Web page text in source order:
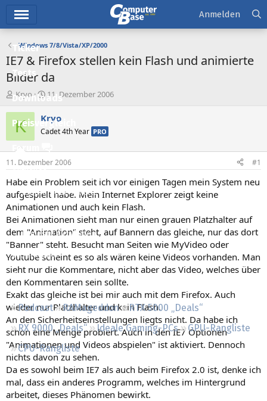
Ticker
Tests
Downloads
Preisvergleich
Forum
Aktuelles
Empfohlene Inhalte
Neue Beiträge
Neueste Aktivitäten
Leserartikel
Regeln
Podcast RAMageddon
RTX 5000 „Deals“
RX 9000 „Deals“
Ideale Gaming-PCs
GPU-Rangliste
CPU-Rangliste
Anmelden
Windows 7/8/Vista/XP/2000
IE7 & Firefox stellen kein Flash und animierte
Bilder da
E
r
s
t
e
r
Kryo
E
r
s
e
t
a
m
11. Dezember 2006
K Kryo
Cadet 4th Year PRO
11. Dezember 2006 #1
Habe ein Problem seit ich vor einigen Tagen mein System neu
aufgespielt habe. Mein Internet Explorer zeigt keine
Animationen und auch kein Flash.
Bei Animationen sieht man nur einen grauen Platzhalter auf
dem "Animation" steht, auf Bannern das gleiche, nur das dort
"Banner" steht. Besucht man Seiten wie MyVideo oder
Youtube scheint es so als wären keine Videos vorhanden. Man
sieht nur die Kommentare, nicht aber das Video, welches über
den Kommentaren sein sollte.
Exakt das gleiche ist bei mir auch mit dem Firefox. Auch
wieder nur Platzhalter und kein Flash.
An den Sicherheitseinstellungen liegts nicht. Da habe ich
schon eine Menge probiert. Auch in den IE7 Optionen
"Animationen und Videos abspielen" ist aktiviert. Dennoch
nichts davon zu sehen.
Da es sowohl beim IE7 als auch beim Firefox 2.0 ist, denke ich
mal, dass ein anderes Programm, welches im Hintergrund
arbeitet, dieses Phänomen bewirkt.